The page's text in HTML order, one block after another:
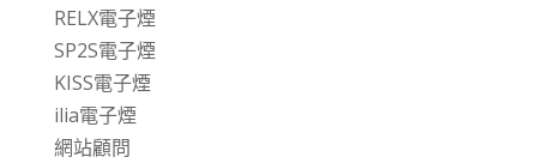
RELX電子煙
SP2S電子煙
KISS電子煙
ilia電子煙
網站顧問